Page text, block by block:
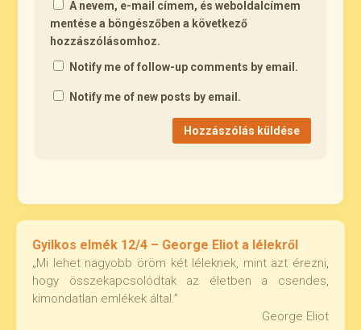
A nevem, e-mail címem, és weboldalcímem
mentése a böngészőben a következő
hozzászólásomhoz.
Notify me of follow-up comments by email.
Notify me of new posts by email.
Gyilkos elmék 12/4 – George Eliot a lélekről
„Mi lehet nagyobb öröm két léleknek, mint azt érezni,
hogy összekapcsolódtak az életben a csendes,
kimondatlan emlékek által.”
George Eliot